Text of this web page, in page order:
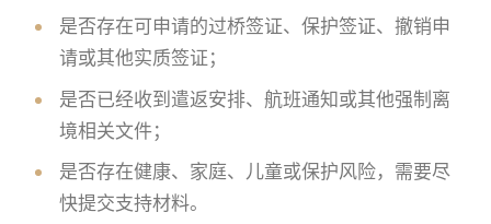
是否存在可申请的过桥签证、保护签证、撤销申
请或其他实质签证；
是否已经收到遣返安排、航班通知或其他强制离
境相关文件；
是否存在健康、家庭、儿童或保护风险，需要尽
快提交支持材料。